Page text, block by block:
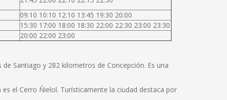
09:10 10:10 12:10 13:45 19:30 20:00
15:30 17:00 18:00 18:30 22:00 22:30 23:00 23:30
20:00 22:00 23:00
Santiago y 282 kilometros de Concepción. Es una
el Cerro Ñielol. Turísticamente la ciudad destaca por